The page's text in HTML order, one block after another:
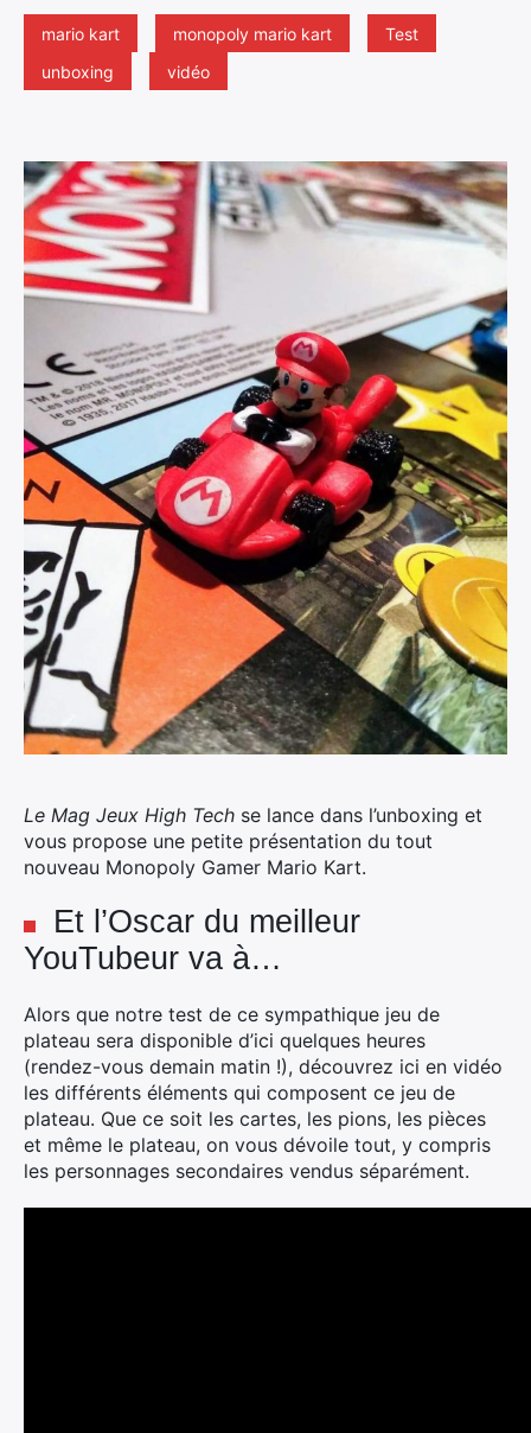
mario kart monopoly mario kart
Test
unboxing
vidéo
Le Mag Jeux High Tech se lance dans l’unboxing et
vous propose une petite présentation du tout
nouveau Monopoly Gamer Mario Kart.
Et l’Oscar du meilleur
YouTubeur va à…
Alors que notre test de ce sympathique jeu de
plateau sera disponible d’ici quelques heures
(rendez-vous demain matin !), découvrez ici en vidéo
les différents éléments qui composent ce jeu de
plateau. Que ce soit les cartes, les pions, les pièces
et même le plateau, on vous dévoile tout, y compris
les personnages secondaires vendus séparément.